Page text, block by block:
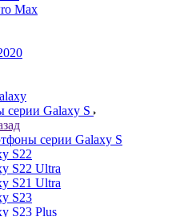
Max
серии Galaxy S
серии Galaxy S
S22
S22 Ultra
S21 Ultra
S23
S23 Plus